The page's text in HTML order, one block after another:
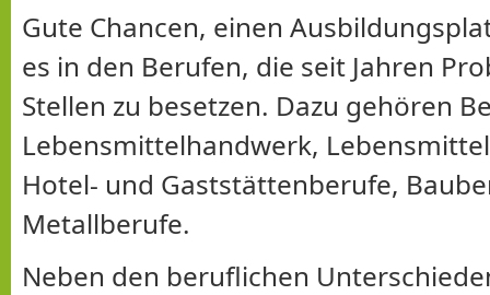
Gute Chancen, einen
es in den Berufen, die seit Jahren
Stellen zu besetzen. Dazu gehören
Lebensmittelhandwerk,
Hotel- und Gaststättenberufe,
Metallberufe.
Neben den beruflichen